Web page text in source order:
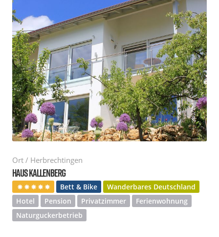
Ort / Herbrechtingen
HAUS KALLENBERG
Bett & Bike
Wanderbares Deutschland
Hotel
Pension Privatzimmer
Ferienwohnung
Naturguckerbetrieb